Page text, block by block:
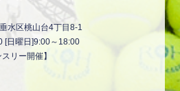
水区桃山台4丁目8-1
[日曜日]9:00～18:00
リー開催】